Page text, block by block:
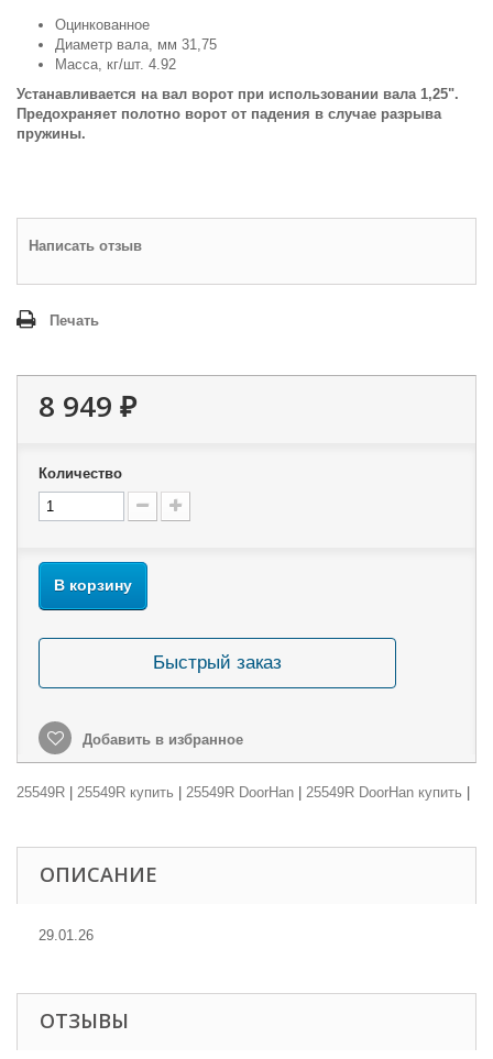
Оцинкованное
Диаметр вала, мм 31,75
Масса, кг/шт. 4.92
Устанавливается на вал ворот при использовании вала 1,25".
Предохраняет полотно ворот от падения в случае разрыва
пружины.
Написать отзыв
Печать
8 949 ₽
Количество
В корзину
Быстрый заказ
Добавить в избранное
25549R 25549R купить 25549R DoorHan 25549R DoorHan купить
ОПИСАНИЕ
29.01.26
ОТЗЫВЫ